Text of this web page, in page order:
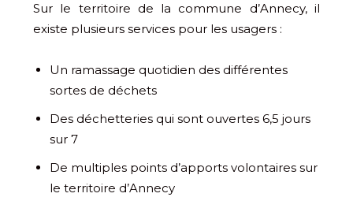
Sur le territoire de la commune d’Annecy, il
existe plusieurs services pour les usagers :
Un ramassage quotidien des différentes
sortes de déchets
Des déchetteries qui sont ouvertes 6,5 jours
sur 7
De multiples points d’apports volontaires sur
le territoire d’Annecy